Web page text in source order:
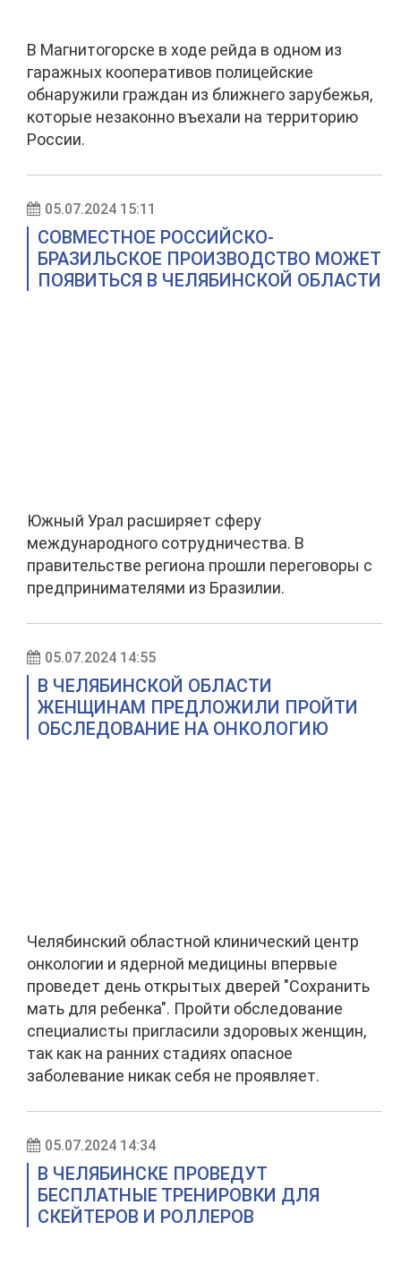
В Магнитогорске в ходе рейда в одном из
гаражных кооперативов полицейские
обнаружили граждан из ближнего зарубежья,
которые незаконно въехали на территорию
России.
05.07.2024 15:11
СОВМЕСТНОЕ РОССИЙСКО-
БРАЗИЛЬСКОЕ ПРОИЗВОДСТВО МОЖЕТ
ПОЯВИТЬСЯ В ЧЕЛЯБИНСКОЙ ОБЛАСТИ
Южный Урал расширяет сферу
международного сотрудничества. В
правительстве региона прошли переговоры с
предпринимателями из Бразилии.
05.07.2024 14:55
В ЧЕЛЯБИНСКОЙ ОБЛАСТИ
ЖЕНЩИНАМ ПРЕДЛОЖИЛИ ПРОЙТИ
ОБСЛЕДОВАНИЕ НА ОНКОЛОГИЮ
Челябинский областной клинический центр
онкологии и ядерной медицины впервые
проведет день открытых дверей "Сохранить
мать для ребенка". Пройти обследование
специалисты пригласили здоровых женщин,
так как на ранних стадиях опасное
заболевание никак себя не проявляет.
05.07.2024 14:34
В ЧЕЛЯБИНСКЕ ПРОВЕДУТ
БЕСПЛАТНЫЕ ТРЕНИРОВКИ ДЛЯ
СКЕЙТЕРОВ И РОЛЛЕРОВ